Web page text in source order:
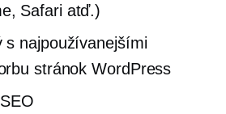
Safari atď.)
s najpoužívanejšími
stránok WordPress